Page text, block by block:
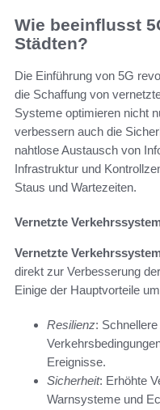
Wie beeinflusst
Städten?
Die Einführung von 5G
die Schaffung von
Systeme optimieren nicht
verbessern auch die
nahtlose Austausch von
Infrastruktur und
Staus und Wartezeiten.
Vernetzte
Vernetzte
direkt zur Verbesserung
Einige der Hauptvorteile
Resilienz:
Ereignisse.
Sicherheit: Erhöhte
Warnsysteme und